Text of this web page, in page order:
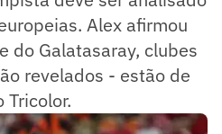
Alex afirmou
do Galatasaray, clubes
revelados - estão de
Tricolor.